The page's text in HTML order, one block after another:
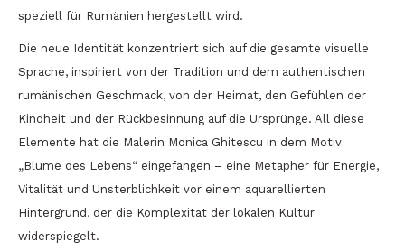
speziell für Rumänien hergestellt wird.
Die neue Identität konzentriert sich auf die gesamte visuelle
Sprache, inspiriert von der Tradition und dem authentischen
rumänischen Geschmack, von der Heimat, den Gefühlen der
Kindheit und der Rückbesinnung auf die Ursprünge. All diese
Elemente hat die Malerin Monica Ghitescu in dem Motiv
„Blume des Lebens“ eingefangen – eine Metapher für Energie,
Vitalität und Unsterblichkeit vor einem aquarellierten
Hintergrund, der die Komplexität der lokalen Kultur
widerspiegelt.